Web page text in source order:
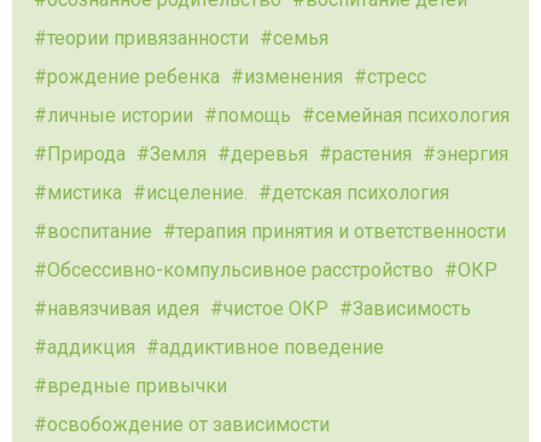
теории привязанности
семья
рождение ребенка
изменения
стресс
личные истории
помощь
семейная психология
Природа
Земля деревья растения
энергия
мистика
исцеление.
детская психология
воспитание
терапия принятия и ответственности
Обсессивно-компульсивное расстройство
ОКР
навязчивая идея
чистое ОКР
Зависимость
аддикция
аддиктивное поведение
вредные привычки
освобождение от зависимости